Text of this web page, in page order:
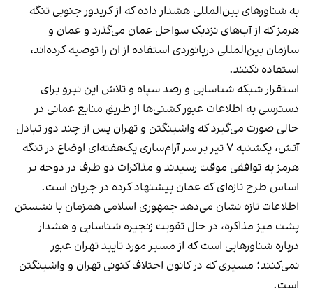
به شناورهای بین‌المللی هشدار داده که از کریدور جنوبی تنگه
هرمز که از آب‌های نزدیک سواحل عمان می‌گذرد و عمان و
سازمان بین‌المللی دریانوردی استفاده از ان را توصیه کرده‌اند،
استفاده نکنند.
استقرار شبکه شناسایی و رصد سپاه و تلاش این نیرو برای
دسترسی به اطلاعات عبور کشتی‌ها از طریق منابع عمانی در
حالی صورت می‌گیرد که واشینگتن و تهران پس از چند دور تبادل
آتش، یکشنبه ۷ تیر بر سر آرام‌سازی یک‌هفته‌ای اوضاع در تنگه
هرمز به توافقی موقت رسیدند و مذاکرات دو طرف در دوحه بر
اساس طرح تازه‌ای که عمان پیشنهاد کرده در جریان است.
اطلاعات تازه نشان می‌دهد جمهوری اسلامی همزمان با نشستن
پشت میز مذاکره، در حال تقویت زنجیره شناسایی و هشدار
درباره شناورهایی است که از مسیر مورد تایید تهران عبور
نمی‌کنند؛ مسیری که در کانون اختلاف کنونی تهران و واشینگتن
است.